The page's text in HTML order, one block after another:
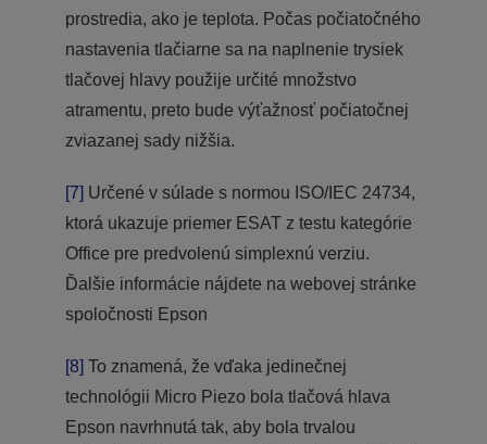
prostredia, ako je teplota. Počas počiatočného
nastavenia tlačiarne sa na naplnenie trysiek
tlačovej hlavy použije určité množstvo
atramentu, preto bude výťažnosť počiatočnej
zviazanej sady nižšia.
[7] Určené v súlade s normou ISO/IEC 24734,
ktorá ukazuje priemer ESAT z testu kategórie
Office pre predvolenú simplexnú verziu.
Ďalšie informácie nájdete na webovej stránke
spoločnosti Epson
[8] To znamená, že vďaka jedinečnej
technológii Micro Piezo bola tlačová hlava
Epson navrhnutá tak, aby bola trvalou